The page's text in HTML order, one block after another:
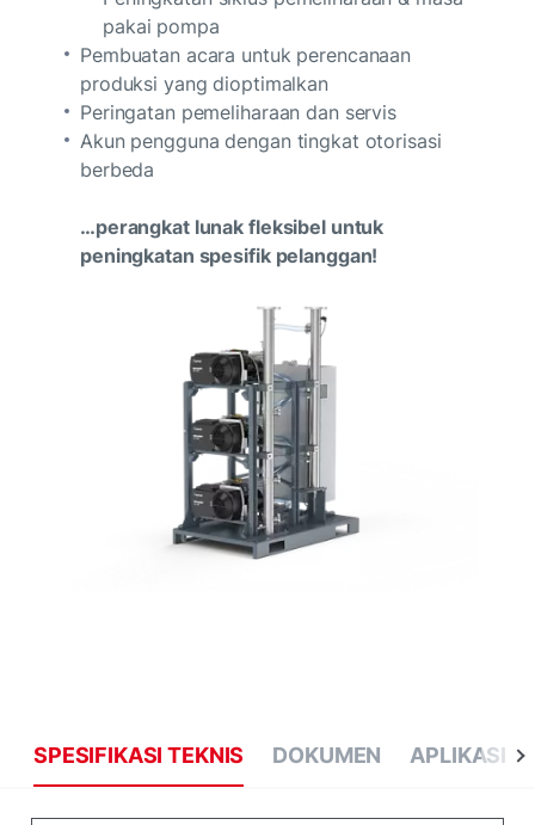
pakai pompa
Pembuatan acara untuk perencanaan
produksi yang dioptimalkan
Peringatan pemeliharaan dan servis
Akun pengguna dengan tingkat otorisasi
berbeda
…perangkat lunak fleksibel untuk
peningkatan spesifik pelanggan!
SPESIFIKASI TEKNIS DOKUMEN APLIKASI